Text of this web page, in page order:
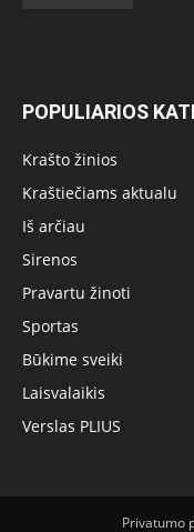
POPULIARIOS
Krašto žinios
Kraštiečiams aktualu
Iš arčiau
Sirenos
Pravartu žinoti
Sportas
Būkime sveiki
Laisvalaikis
Verslas PLIUS
Privatumo